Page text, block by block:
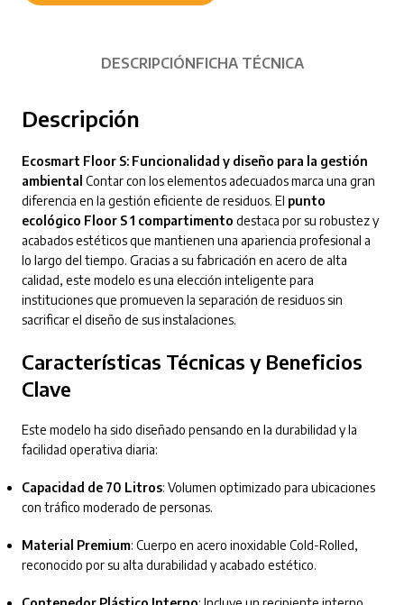
DESCRIPCIÓNFICHA TÉCNICA
Descripción
Ecosmart Floor S: Funcionalidad y diseño para la gestión
ambiental Contar con los elementos adecuados marca una gran
diferencia en la gestión eficiente de residuos. El punto
ecológico Floor S 1 compartimento destaca por su robustez y
acabados estéticos que mantienen una apariencia profesional a
lo largo del tiempo. Gracias a su fabricación en acero de alta
calidad, este modelo es una elección inteligente para
instituciones que promueven la separación de residuos sin
sacrificar el diseño de sus instalaciones.
Características Técnicas y Beneficios
Clave
Este modelo ha sido diseñado pensando en la durabilidad y la
facilidad operativa diaria:
Capacidad de 70 Litros: Volumen optimizado para ubicaciones
con tráfico moderado de personas.
Material Premium: Cuerpo en acero inoxidable Cold-Rolled,
reconocido por su alta durabilidad y acabado estético.